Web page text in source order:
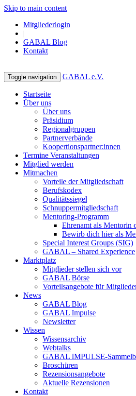
Skip to main content
Mitgliederlogin
|
GABAL Blog
Kontakt
Toggle navigation GABAL e.V.
Startseite
Über uns
Über uns
Präsidium
Regionalgruppen
Partnerverbände
Koopertionspartner:innen
Termine Veranstaltungen
Mitglied werden
Mitmachen
Vorteile der Mitgliedschaft
Berufskodex
Qualitätssiegel
Schnuppermitgliedschaft
Mentoring-Programm
Ehrenamt als Mentorin
Bewirb dich hier als
Special Interest Groups (SIG)
GABAL – Shared Experience
Marktplatz
Mitglieder stellen sich vor
GABAL Börse
Vorteilsangebote für
News
GABAL Blog
GABAL Impulse
Newsletter
Wissen
Wissensarchiv
Webtalks
GABAL IMPULSE-
Broschüren
Rezensionsangebote
Aktuelle Rezensionen
Kontakt